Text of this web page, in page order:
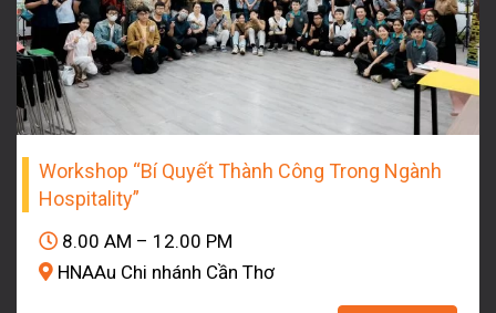
Workshop “Bí Quyết Thành Công Trong Ngành
Hospitality”
8.00 AM – 12.00 PM
HNAAu Chi nhánh Cần Thơ